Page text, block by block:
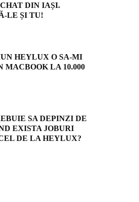
DIN IAȘI.
LE ȘI TU!
HEYLUX O SA-MI
MACBOOK LA 10.000
SA DEPINZI DE
EXISTA JOBURI
DE LA HEYLUX?